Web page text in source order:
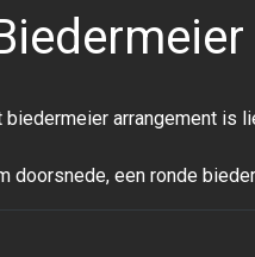
biedermeier arrangement
doorsnede, een ronde